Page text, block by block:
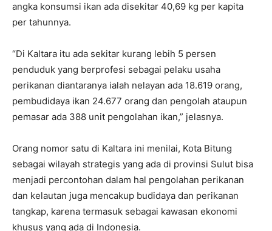
angka konsumsi ikan ada disekitar 40,69 kg per kapita
per tahunnya.
“Di Kaltara itu ada sekitar kurang lebih 5 persen
penduduk yang berprofesi sebagai pelaku usaha
perikanan diantaranya ialah nelayan ada 18.619 orang,
pembudidaya ikan 24.677 orang dan pengolah ataupun
pemasar ada 388 unit pengolahan ikan,” jelasnya.
Orang nomor satu di Kaltara ini menilai, Kota Bitung
sebagai wilayah strategis yang ada di provinsi Sulut bisa
menjadi percontohan dalam hal pengolahan perikanan
dan kelautan juga mencakup budidaya dan perikanan
tangkap, karena termasuk sebagai kawasan ekonomi
khusus yang ada di Indonesia.